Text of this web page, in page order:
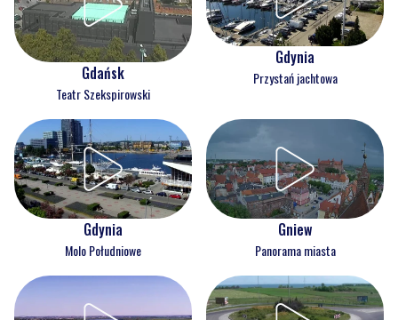
Gdańsk
Teatr Szekspirowski
Gdynia
Przystań jachtowa
Gdynia
Molo Południowe
Gniew
Panorama miasta